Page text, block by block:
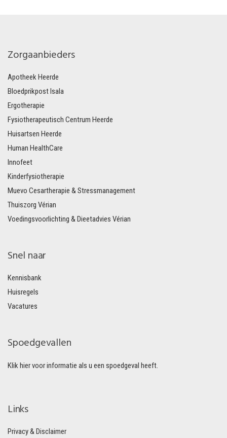
Zorgaanbieders
Apotheek Heerde
Bloedprikpost Isala
Ergotherapie
Fysiotherapeutisch Centrum Heerde
Huisartsen Heerde
Human HealthCare
Innofeet
Kinderfysiotherapie
Muevo Cesartherapie & Stressmanagement
Thuiszorg Vérian
Voedingsvoorlichting & Dieetadvies Vérian
Snel naar
Kennisbank
Huisregels
Vacatures
Spoedgevallen
Klik hier voor informatie als u een spoedgeval heeft.
Links
Privacy & Disclaimer